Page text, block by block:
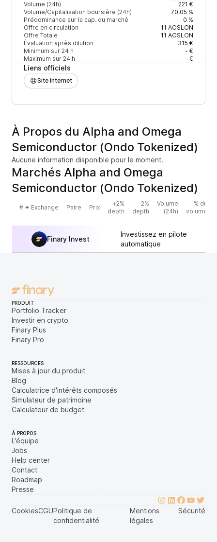
Volume (24h)
221 €
Volume/Capitalisation boursière (24h)
70,05 %
Prédominance sur la cap. du marché
0 %
Offre en circulation
11 AOSLON
Offre Totale
11 AOSLON
Évaluation après dilution
315 €
Minimum sur 24 h
- €
Maximum sur 24 h
- €
Liens officiels
Site internet
À Propos du Alpha and Omega
Semiconductor (Ondo Tokenized)
Aucune information disponible pour le moment.
Marchés Alpha and Omega
Semiconductor (Ondo Tokenized)
# Exchange Paire Prix
+2%
depth
-2%
depth
Volume
(24h)
% du
volume
Finary Invest
Investissez en pilote
automatique
PRODUIT
Portfolio Tracker
Investir en crypto
Finary Plus
Finary Pro
RESSOURCES
Mises à jour du produit
Blog
Calculatrice d'intérêts composés
Simulateur de patrimoine
Calculateur de budget
À PROPOS
L'équipe
Jobs
Help center
Contact
Roadmap
Presse
CookiesCGUPolitique de
confidentialité
Mentions
légales
Sécurité